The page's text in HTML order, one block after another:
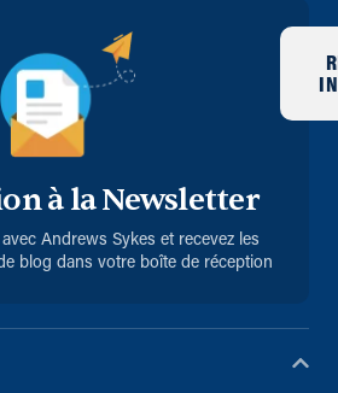
à la Newsletter
Andrews Sykes et recevez les
blog dans votre boîte de réception